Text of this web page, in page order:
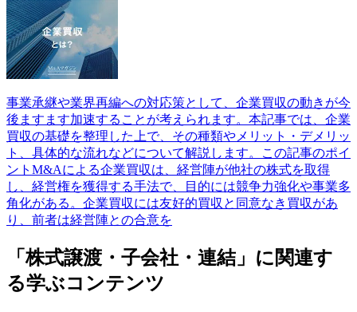
事業承継や業界再編への対応策として、企業買収の動きが今
後ますます加速することが考えられます。本記事では、企業
買収の基礎を整理した上で、その種類やメリット・デメリッ
ト、具体的な流れなどについて解説します。この記事のポイ
ントM&Aによる企業買収は、経営陣が他社の株式を取得
し、経営権を獲得する手法で、目的には競争力強化や事業多
角化がある。企業買収には友好的買収と同意なき買収があ
り、前者は経営陣との合意を
「株式譲渡・子会社・連結」に関連す
る学ぶコンテンツ